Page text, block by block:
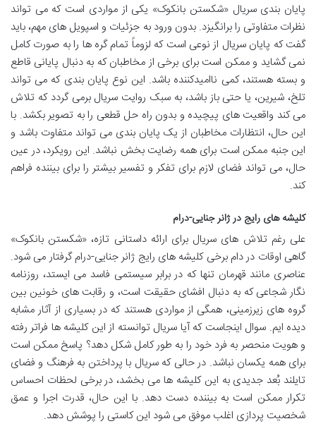
پایان بندی سریال «شکستن بانکوک» یکی از مواردی است که می تواند
نظرات متفاوتی را برانگیزد. بدون ورود به جزئیات و اسپویل های مهم، باید
گفت که پایان سریال از نوعی است که لزوماً تمام گره ها را به صورت کامل
نمی گشاید و ممکن است برای برخی از مخاطبان که به دنبال پایانی قاطع
و بسته هستند، کمی ناامیدکننده باشد. این نوع پایان بندی که می تواند
تلخ، شیرین، یا حتی باز باشد، به سبک روایت سریال برمی گردد که تلاش
می کند واقعیت های پیچیده و بدون راه حل قطعی را به تصویر بکشد. با
این حال، انتظارات مخاطبان از یک پایان بندی می تواند متفاوت باشد و
این جنبه ممکن است برای همه رضایت بخش نباشد. این رویکرد، در عین
حال، می تواند فضای لازم برای تفکر و تفسیر بیشتر را برای بیننده فراهم
کند.
کلیشه های رایج در ژانر جنایی-درام
علی رغم تلاش های سریال برای ارائه داستانی تازه، «شکستن بانکوک»
گاهی اوقات در دام برخی کلیشه های رایج ژانر جنایی-درام گرفتار می شود.
عناصری مانند قهرمان تنها که در برابر سیستمی فاسد می ایستد، روزنامه
نگار شجاعی که به دنبال افشای حقیقت است، و رقابت های خونین بین
گروه های زیرزمینی، همگی از مواردی هستند که در بسیاری از آثار مشابه
دیده ایم. سوال اینجاست که آیا سریال توانسته از این کلیشه ها فراتر رفته
و هویت منحصر به فرد خود را به طور کامل شکل دهد؟ پاسخ ممکن است
برای همه یکسان نباشد. در حالی که سریال با پرداختن به فرهنگ و فضای
تایلند بُعد جدیدی به این کلیشه ها می بخشد، در برخی لحظات احساس
تکرار ممکن است به بیننده دست دهد. با این حال، قدرت اجرا و عمق
شخصیت پردازی اغلب موفق می شود این کاستی را پوشش دهد.